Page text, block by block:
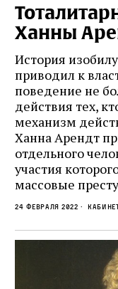
Ханны
История
приводил к
поведение не
действия тех,
механизм
Ханна Арендт
отдельного
участия
массовые
24 февраля 2022